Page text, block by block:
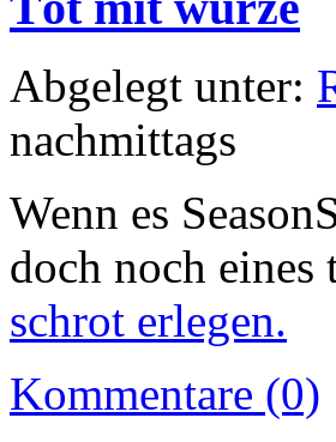
Abgelegt unter:
nachmittags
Wenn es
doch noch eines
schrot erlegen.
Kommentare (0)